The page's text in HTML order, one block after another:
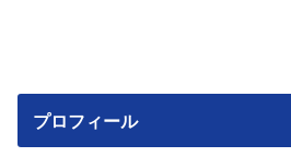
プロフィール